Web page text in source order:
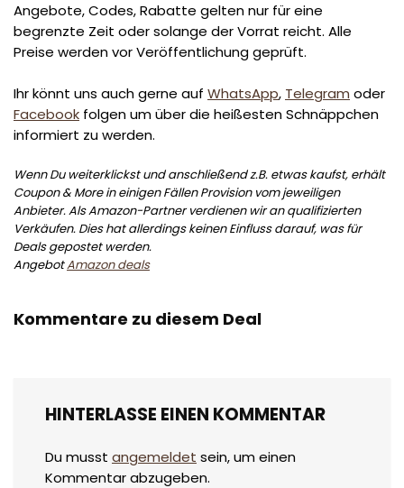
Angebote, Codes, Rabatte gelten nur für eine
begrenzte Zeit oder solange der Vorrat reicht. Alle
Preise werden vor Veröffentlichung geprüft.
Ihr könnt uns auch gerne auf WhatsApp, Telegram oder
Facebook folgen um über die heißesten Schnäppchen
informiert zu werden.
Wenn Du weiterklickst und anschließend z.B. etwas kaufst, erhält
Coupon & More in einigen Fällen Provision vom jeweiligen
Anbieter. Als Amazon-Partner verdienen wir an qualifizierten
Verkäufen. Dies hat allerdings keinen Einfluss darauf, was für
Deals gepostet werden.
AngebotAmazon deals
Kommentare zu diesem Deal
HINTERLASSE EINEN KOMMENTAR
Du musst angemeldet sein, um einen
Kommentar abzugeben.